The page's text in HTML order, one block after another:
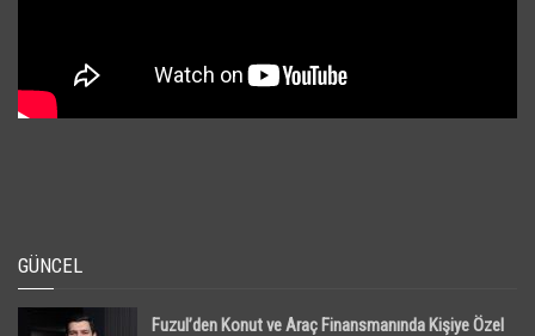
GÜNCEL
Fuzul’den Konut ve Araç Finansmanında Kişiye Özel